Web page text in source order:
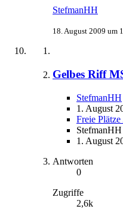
StefmanHH
18. August 2009 um
Gelbes Riff
StefmanHH
1. August
Freie
StefmanHH
1. August
Antworten
0
Zugriffe
2,6k